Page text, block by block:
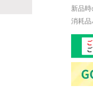
新品
消耗品